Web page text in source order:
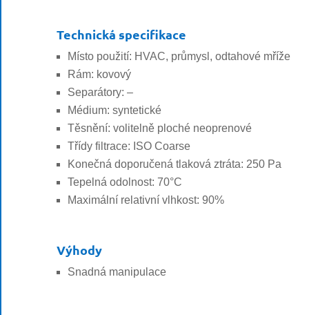
Technická specifikace
Místo použití: HVAC, průmysl, odtahové mříže
Rám: kovový
Separátory: –
Médium: syntetické
Těsnění: volitelně ploché neoprenové
Třídy filtrace: ISO Coarse
Konečná doporučená tlaková ztráta: 250 Pa
Tepelná odolnost: 70°C
Maximální relativní vlhkost: 90%
Výhody
Snadná manipulace